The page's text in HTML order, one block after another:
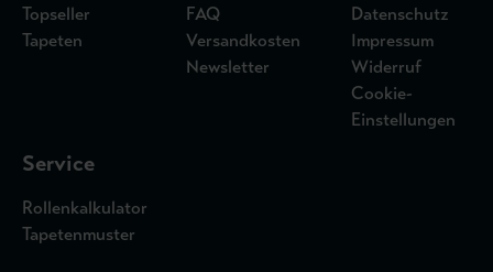
Topseller
Tapeten
FAQ
Versandkosten
Newsletter
Datenschutz
Impressum
Widerruf
Cookie-
Einstellungen
Service
Rollenkalkulator
Tapetenmuster